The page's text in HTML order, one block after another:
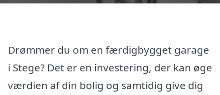
Drømmer du om en færdigbygget garage
i Stege? Det er en investering, der kan øge
værdien af din bolig og samtidig give dig